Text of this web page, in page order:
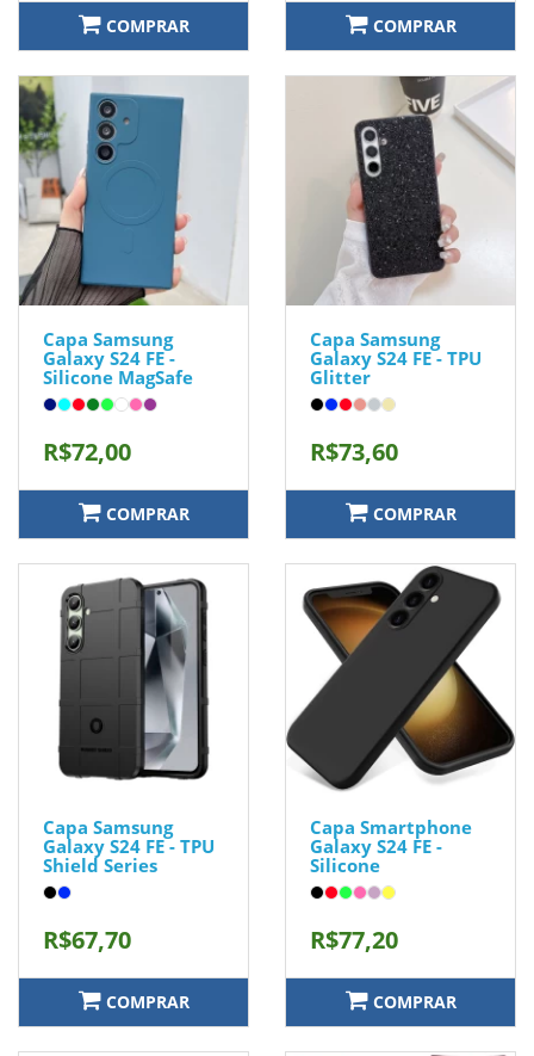
COMPRAR COMPRAR
Capa Samsung
Galaxy S24 FE -
Silicone MagSafe
R$72,00
COMPRAR
Capa Samsung
Galaxy S24 FE - TPU
Glitter
R$73,60
COMPRAR
Capa Samsung
Galaxy S24 FE - TPU
Shield Series
R$67,70
COMPRAR
Capa Smartphone
Galaxy S24 FE -
Silicone
R$77,20
COMPRAR